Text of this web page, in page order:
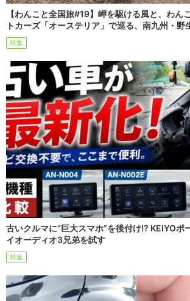
【わんこと全国旅#19】岬を駆ける風と、わん
トカーズ「オーステリア」で巡る、南九州・野
特集
古いクルマに“巨大スマホ”を後付け!? KEIYOポ
イオーディオ3兄弟を試す
特集